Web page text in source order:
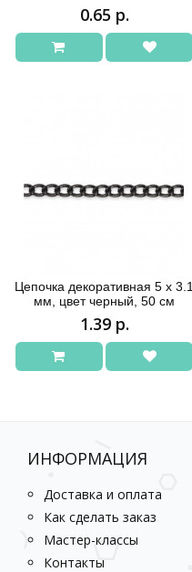
0.65 р.
Цепочка декоративная 5 x 3.1
мм, цвет черный, 50 см
1.39 р.
ИНФОРМАЦИЯ
Доставка и оплата
Как сделать заказ
Мастер-классы
Контакты